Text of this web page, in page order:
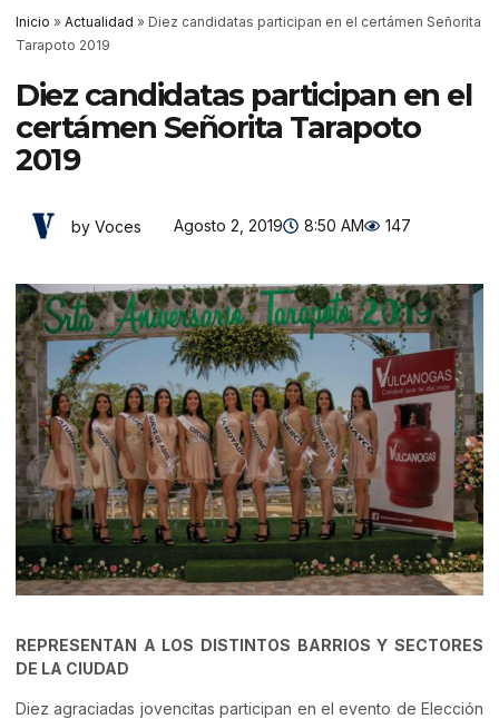
Inicio » Actualidad » Diez candidatas participan en el certámen Señorita
Tarapoto 2019
Diez candidatas participan en el
certámen Señorita Tarapoto
2019
by Voces Agosto 2, 2019 8:50 AM 147
REPRESENTAN A LOS DISTINTOS BARRIOS Y SECTORES
DE LA CIUDAD
Diez agraciadas jovencitas participan en el evento de Elección